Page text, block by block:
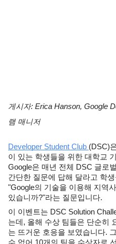
게시자: Erica Hanson, Google
램 매니저
Developer Student Club (DSC)
이 있는 학생들을 위한 대학교
Google은 매년 전체 DSC 글로
간단한 질문에 답해 달라고 학
"Google의 기술을 이용해 지역
있습니까?"라는 질문입니다.
이 이벤트는 DSC Solution
는데, 올해 수상 팀들은 단순히
는 뜨거운 호응을 보였습니다.